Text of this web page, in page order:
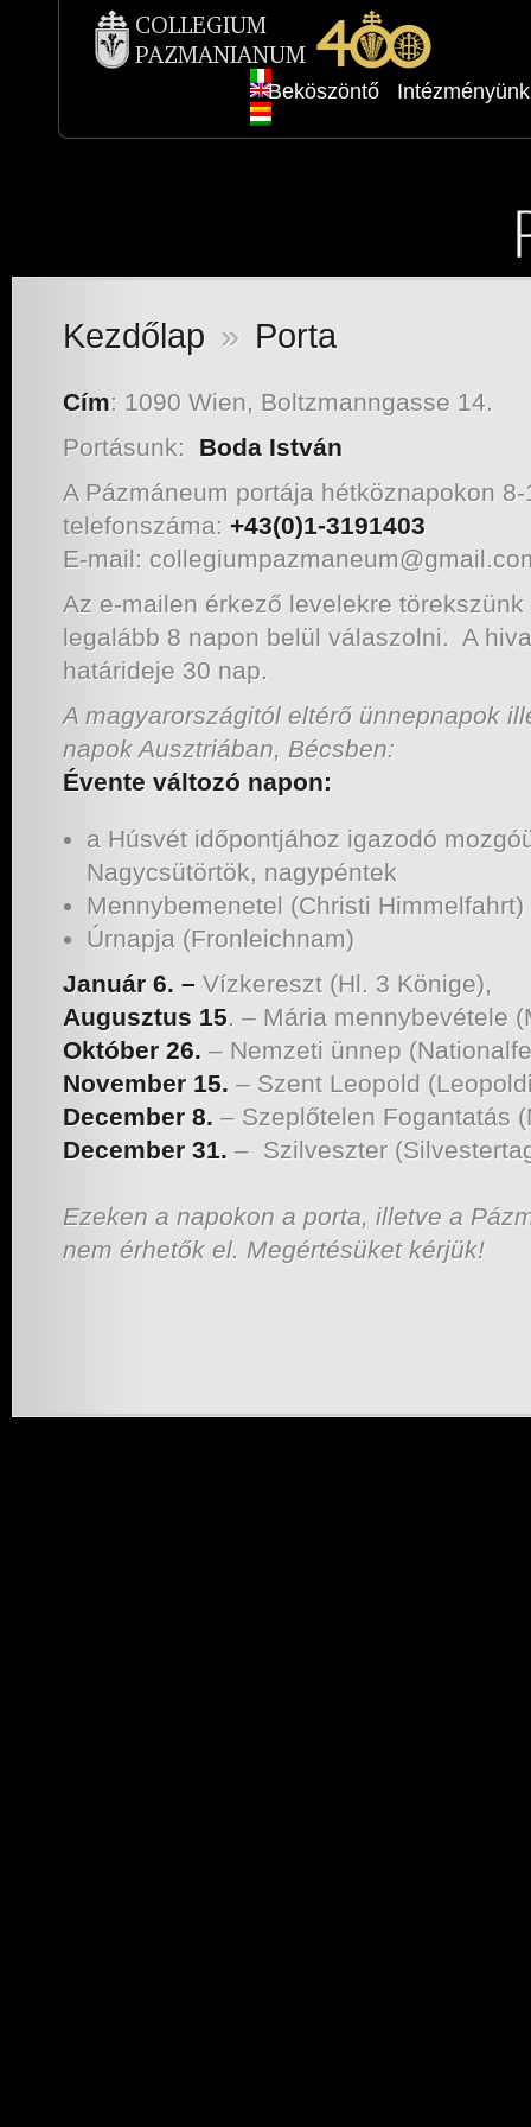
Beköszöntő Intézményünk
Kezdőlap » Porta
Cím: 1090 Wien, Boltzmanngasse 14.
Portásunk: Boda István
A Pázmáneum portája hétköznapokon
telefonszáma: +43(0)1-3191403
E-mail:
Az e-mailen érkező levelekre
legalább 8 napon belül válaszolni. A
határideje 30 nap.
A magyarországitól eltérő ünnepnapok
napok Ausztriában, Bécsben:
Évente változó napon:
a Húsvét időpontjához igazodó
Nagycsütörtök, nagypéntek
Mennybemenetel (Christi Himmelfahrt)
Úrnapja (Fronleichnam)
Január 6. – Vízkereszt (Hl. 3 Könige),
Augusztus 15. – Mária mennybevétele
Október 26. – Nemzeti ünnep
November 15. – Szent Leopold
December 8. – Szeplőtelen Fogantatás
December 31. – Szilveszter
Ezeken a napokon a porta, illetve a
nem érhetők el. Megértésüket kérjük!